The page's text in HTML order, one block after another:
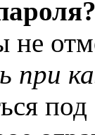
не
при